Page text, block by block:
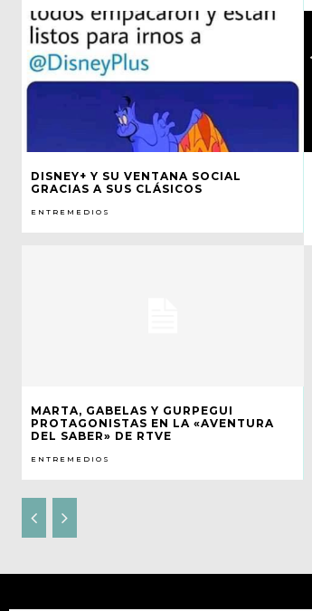
DISNEY+ Y SU VENTANA SOCIAL
GRACIAS A SUS CLÁSICOS
ENTREMEDIOS
MARTA, GABELAS Y GURPEGUI
PROTAGONISTAS EN LA «AVENTURA
DEL SABER» DE RTVE
ENTREMEDIOS